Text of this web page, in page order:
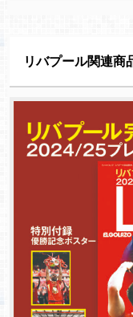
リバプール関連商